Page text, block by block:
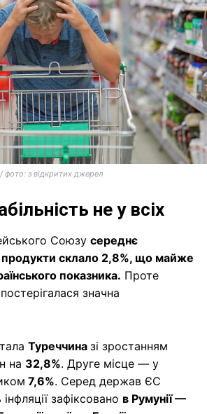
фото: з відкритих джерел
не у всіх
Союзу середнє
продукти склало 2,8%, що майже
показника. Проте
значна
Туреччина зі зростанням
на 32,8%. Друге місце — у
7,6%. Серед держав ЄС
зафіксовано в Румунії —